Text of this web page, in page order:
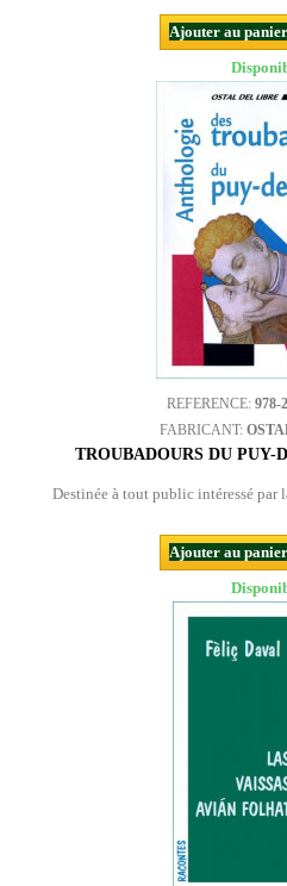
Ajouter au panier
REFERENCE: 978-
FABRICANT:
TROUBADOURS DU PUY-
Destinée à tout public intéressé par
Ajouter au panier